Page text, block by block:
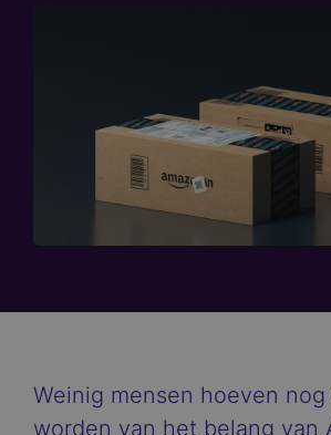
Weinig mensen hoeven
worden van het belang van